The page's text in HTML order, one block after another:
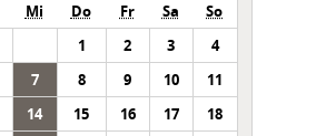
Mi Do Fr Sa
So
1
2 3
4
7 8 9 10
11
14 15 16 17
18